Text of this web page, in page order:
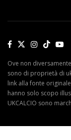
Ove non
sono di proprietà di
link alla fonte
hanno solo scopo
UKCALCIO sono